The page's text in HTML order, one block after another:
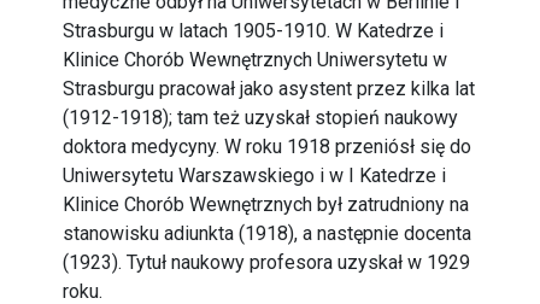
Strasburgu w latach 1905-1910. W Katedrze i
Klinice Chorób Wewnętrznych Uniwersytetu w
Strasburgu pracował jako asystent przez kilka lat
(1912-1918); tam też uzyskał stopień naukowy
doktora medycyny. W roku 1918 przeniósł się do
Uniwersytetu Warszawskiego i w I Katedrze i
Klinice Chorób Wewnętrznych był zatrudniony na
stanowisku adiunkta (1918), a następnie docenta
(1923). Tytuł naukowy profesora uzyskał w 1929
roku.